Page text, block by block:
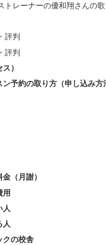
トレーナーの優和翔さんの
評判
評判
）
予約の取り方（申し込み方
（月謝）
用
人
人
クの校舎